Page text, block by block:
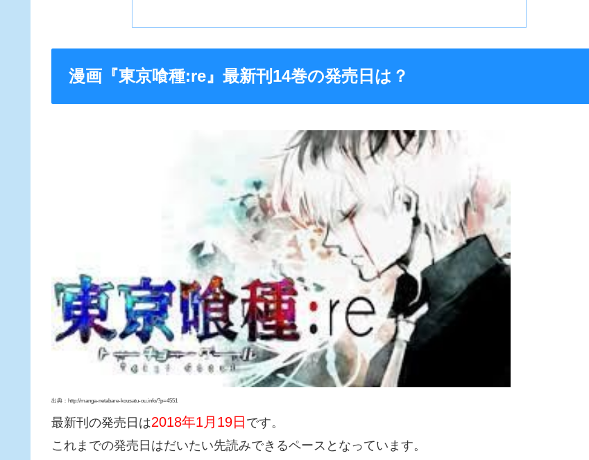
漫画『東京喰種:re』最新刊14巻の発売日は？
出典：http://manga-netabare-kousatu-ou.info/?p=4551
最新刊の発売日は2018年1月19日 です。
これまでの発売日はだいたい先読みできるペースとなっています。